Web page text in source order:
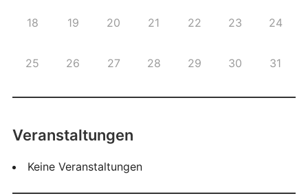
18 19 20 21 22 23 24
25 26 27 28 29 30 31
Veranstaltungen
Keine Veranstaltungen